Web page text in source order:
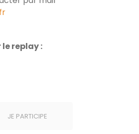
replay :
JE PARTICIPE